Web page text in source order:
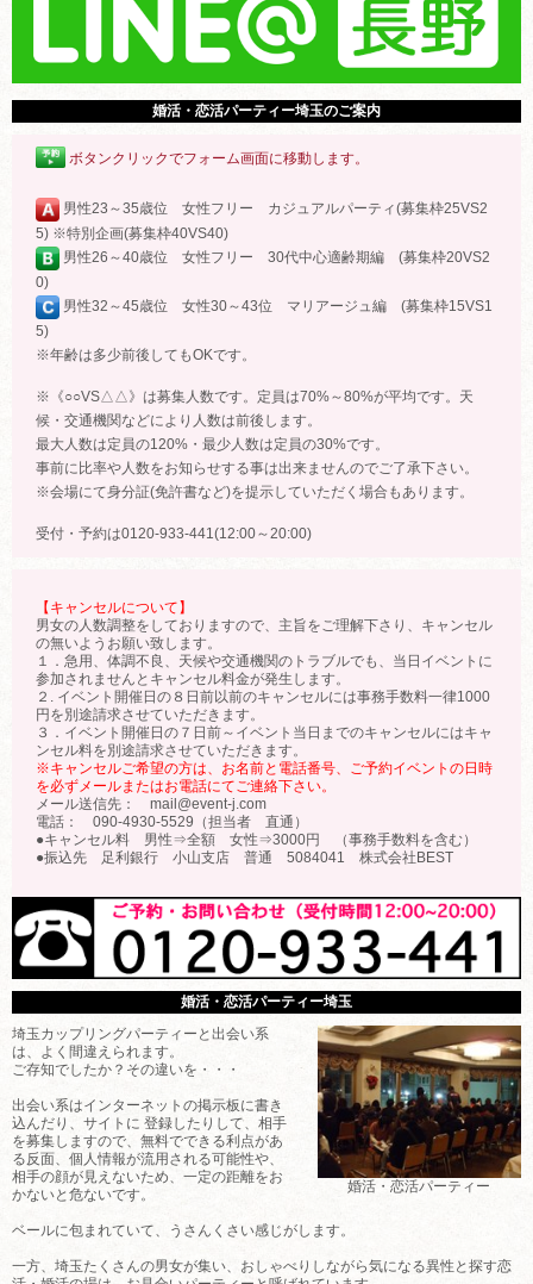
婚活・恋活パーティー埼玉のご案内
ボタンクリックでフォーム画面に移動します。
男性23～35歳位 女性フリー カジュアルパーティ(募集枠25VS2
5) ※特別企画(募集枠40VS40)
男性26～40歳位 女性フリー 30代中心適齢期編 (募集枠20VS2
0)
男性32～45歳位 女性30～43位 マリアージュ編 (募集枠15VS1
5)
※年齢は多少前後してもOKです。
※《○○VS△△》は募集人数です。定員は70%～80%が平均です。天
候・交通機関などにより人数は前後します。
最大人数は定員の120%・最少人数は定員の30%です。
事前に比率や人数をお知らせする事は出来ませんのでご了承下さい。
※会場にて身分証(免許書など)を提示していただく場合もあります。
受付・予約は0120-933-441(12:00～20:00)
【キャンセルについて】
男女の人数調整をしておりますので、主旨をご理解下さり、キャンセル
の無いようお願い致します。
１．急用、体調不良、天候や交通機関のトラブルでも、当日イベントに
参加されませんとキャンセル料金が発生します。
２. イベント開催日の８日前以前のキャンセルには事務手数料一律1000
円を別途請求させていただきます。
３．イベント開催日の７日前～イベント当日までのキャンセルにはキャ
ンセル料を別途請求させていただきます。
※キャンセルご希望の方は、お名前と電話番号、ご予約イベントの日時
を必ずメールまたはお電話にてご連絡下さい。
メール送信先： mail@event-j.com
電話： 090-4930-5529（担当者 直通）
●キャンセル料 男性⇒全額 女性⇒3000円 （事務手数料を含む）
●振込先 足利銀行 小山支店 普通 5084041 株式会社BEST
婚活・恋活パーティー埼玉
婚活・恋活パーティー
埼玉カップリングパーティーと出会い系
は、よく間違えられます。
ご存知でしたか？その違いを・・・
出会い系はインターネットの掲示板に書き
込んだり、サイトに 登録したりして、相手
を募集しますので、無料でできる利点があ
る反面、個人情報が流用される可能性や、
相手の顔が見えないため、一定の距離をお
かないと危ないです。
ベールに包まれていて、うさんくさい感じがします。
一方、埼玉たくさんの男女が集い、おしゃべりしながら気になる異性と探す恋